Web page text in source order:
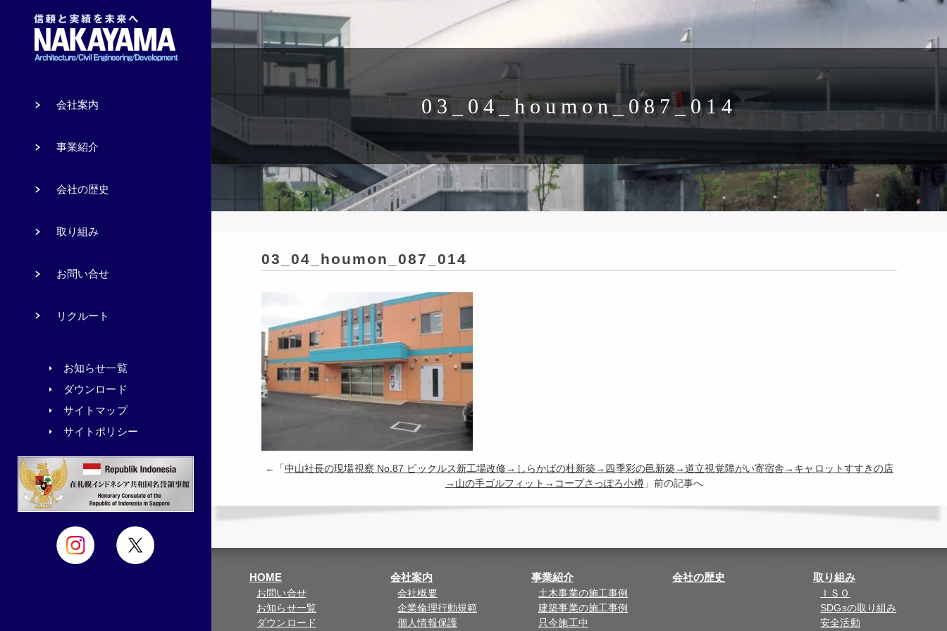
03_04_houmon_087_014
03_04_houmon_087_014
←「 中山社長の現場視察 No.87 ピックルス新工場改修→しらかばの杜新築→四季彩の邑新築→道立視覚障がい寄宿舎→キャロットすすきの店
→山の手ゴルフィット→コープさっぽろ小樽」前の記事へ
HOME
お問い合せ
お知らせ一覧
ダウンロード
会社案内
会社概要
企業倫理行動規範
個人情報保護
事業紹介
土木事業の施工事例
建築事業の施工事例
只今施工中
会社の歴史 取り組み
ＩＳＯ
SDGsの取り組み
安全活動
会社案内
事業紹介
会社の歴史
取り組み
お問い合せ
リクルート
お知らせ一覧
ダウンロード
サイトマップ
サイトポリシー